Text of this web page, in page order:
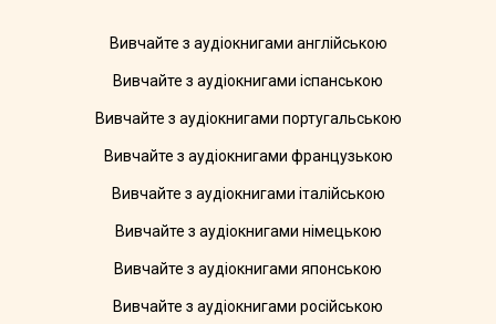
Вивчайте з аудіокнигами англійською
Вивчайте з аудіокнигами іспанською
Вивчайте з аудіокнигами португальською
Вивчайте з аудіокнигами французькою
Вивчайте з аудіокнигами італійською
Вивчайте з аудіокнигами німецькою
Вивчайте з аудіокнигами японською
Вивчайте з аудіокнигами російською